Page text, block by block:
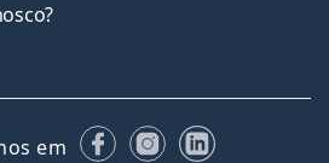
em FacebookInstagram
LinkedIn